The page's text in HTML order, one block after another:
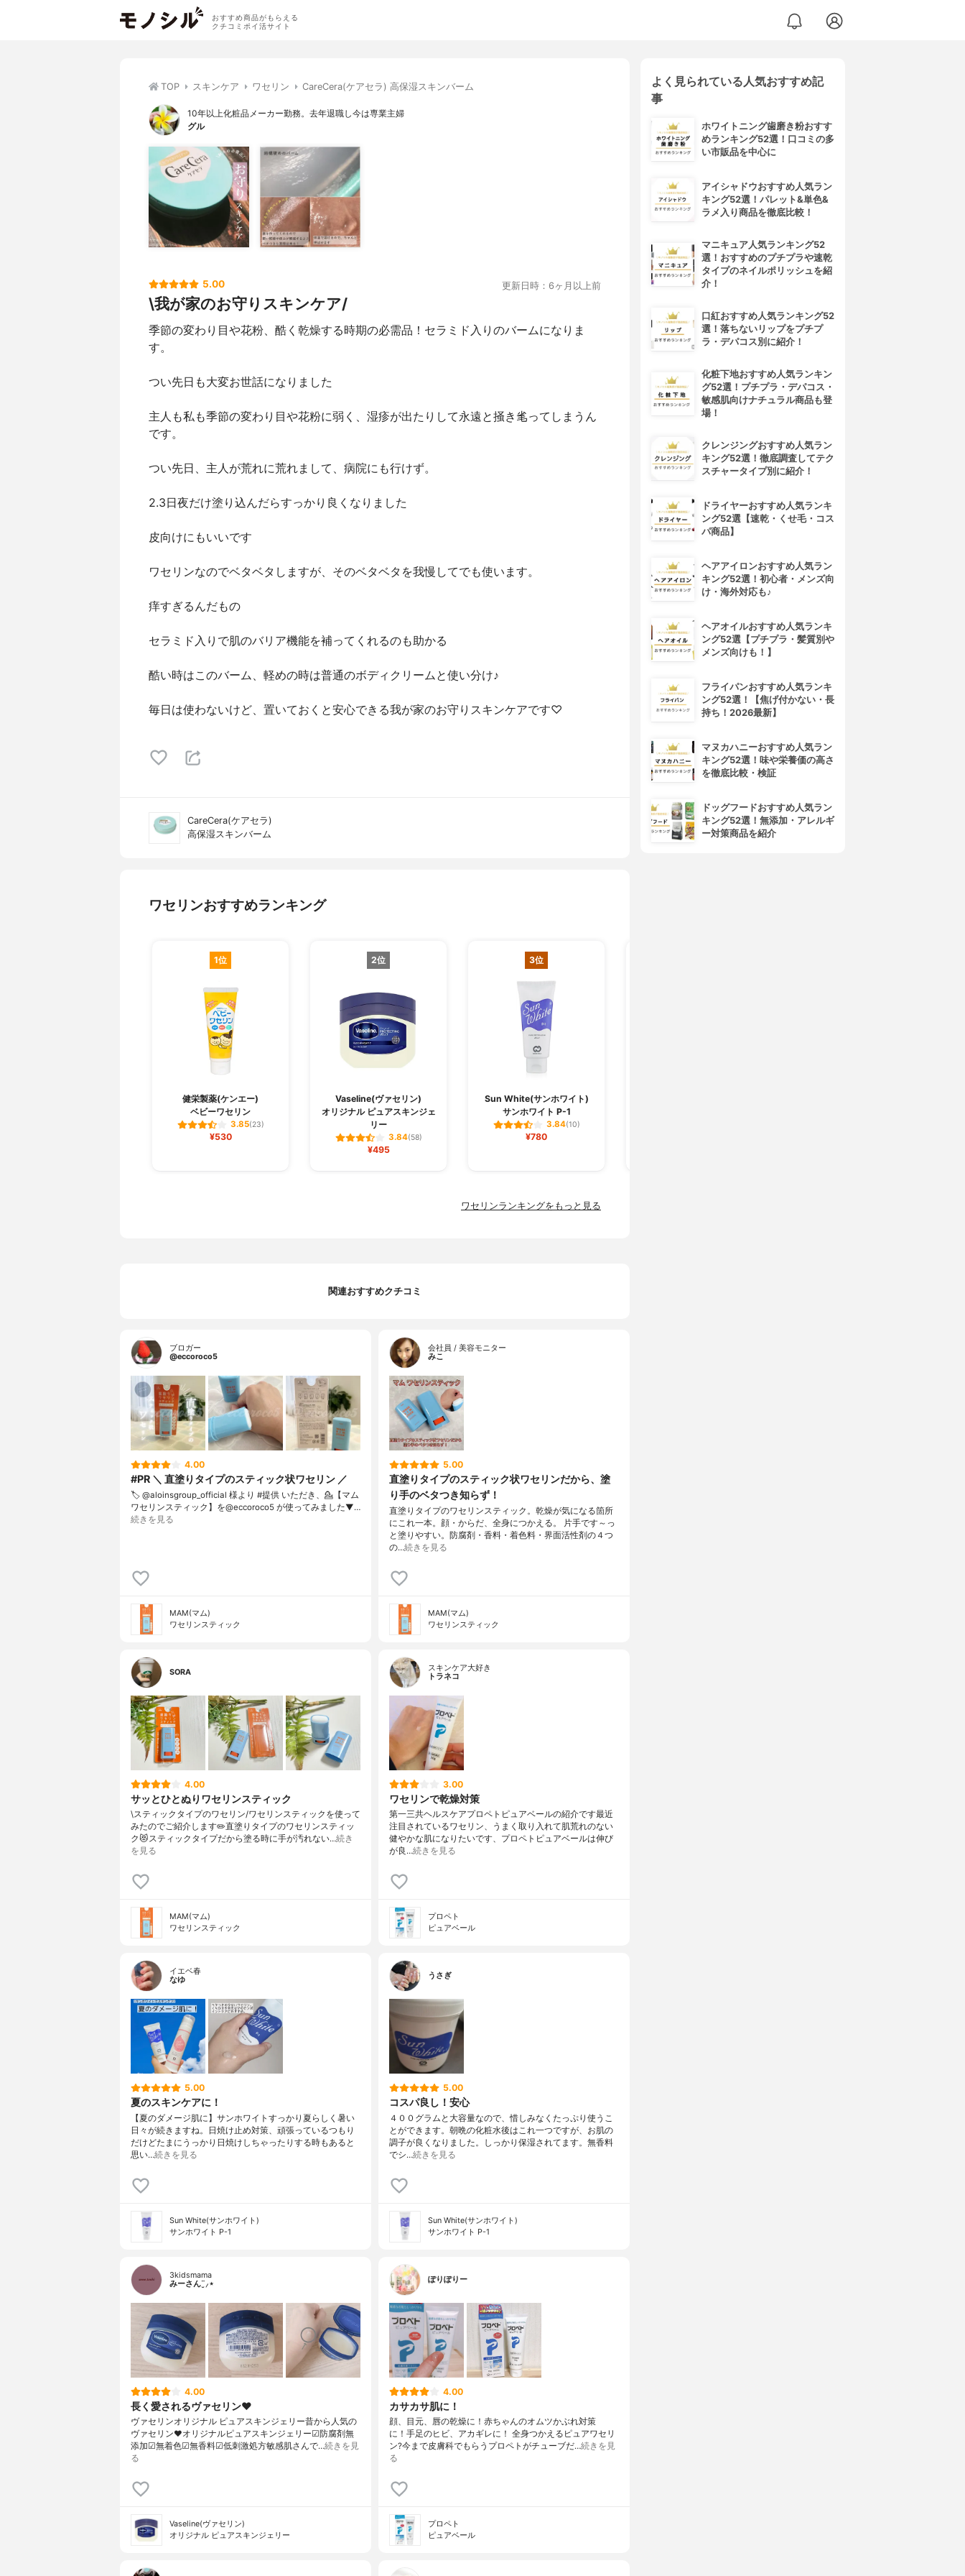
おすすめ商品がもらえる
クチコミポイ活サイト
TOP スキンケア ワセリン CareCera(ケアセラ) 高保湿スキンバーム
10年以上化粧品メーカー勤務。去年退職し今は専業主婦
グル
5.00 更新日時：6ヶ月以上前
\我が家のお守りスキンケア/
季節の変わり目や花粉、酷く乾燥する時期の必需品！セラミド入りのバームになりま
す。
つい先日も大変お世話になりました
主人も私も季節の変わり目や花粉に弱く、湿疹が出たりして永遠と掻き毟ってしまうん
です。
つい先日、主人が荒れに荒れまして、病院にも行けず。
2.3日夜だけ塗り込んだらすっかり良くなりました
皮向けにもいいです
ワセリンなのでベタベタしますが、そのベタベタを我慢してでも使います。
痒すぎるんだもの
セラミド入りで肌のバリア機能を補ってくれるのも助かる
酷い時はこのバーム、軽めの時は普通のボディクリームと使い分け♪
毎日は使わないけど、置いておくと安心できる我が家のお守りスキンケアです♡
CareCera(ケアセラ)
高保湿スキンバーム
ワセリンおすすめランキング
1位
健栄製薬(ケンエー)
ベビーワセリン
3.85(23)
¥530
2位
Vaseline(ヴァセリン)
オリジナル ピュアスキンジェ
リー
3.84(58)
¥495
3位
Sun White(サンホワイト)
サンホワイト P-1
3.84(10)
¥780
ワセリンランキングをもっと見る
関連おすすめクチコミ
ブロガー
@eccoroco5
4.00
#PR ＼ 直塗りタイプのスティック状ワセリン ／
🏷️ @aloinsgroup_official 様より #提供 いただき、⁡💁【マム
ワセリンスティック】を@eccoroco5 が使ってみました⁡⁡⁡⁡▼⁡…
続きを見る
MAM(マム)
ワセリンスティック
会社員 / 美容モニター
みこ
5.00
直塗りタイプのスティック状ワセリンだから、塗
り手のベタつき知らず！
直塗りタイプのワセリンスティック。乾燥が気になる箇所
にこれ一本。顔・からだ、全身につかえる。 片手です～っ
と塗りやすい。防腐剤・香料・着色料・界面活性剤の４つ
の…続きを見る
MAM(マム)
ワセリンスティック
SORA
4.00
サッとひとぬりワセリンスティック
\スティックタイプのワセリン/⁡ワセリンスティックを使って
みたのでご紹介します✏️⁡直塗りタイプのワセリンスティッ
ク😻スティックタイプだから塗る時に手が汚れない…続き
を見る
MAM(マム)
ワセリンスティック
スキンケア大好き
トラネコ
3.00
ワセリンで乾燥対策
第一三共ヘルスケアプロペトピュアベールの紹介です最近
注目されているワセリン、うまく取り入れて肌荒れのない
健やかな肌になりたいです、プロペトピュアベールは伸び
が良…続きを見る
プロペト
ピュアベール
イエベ春
なゆ
5.00
夏のスキンケアに！
【夏のダメージ肌に】サンホワイトすっかり夏らしく暑い
日々が続きますね。日焼け止め対策、頑張っているつもり
だけどたまにうっかり日焼けしちゃったりする時もあると
思い…続きを見る
Sun White(サンホワイト)
サンホワイト P-1
うさぎ
5.00
コスパ良し！安心
４００グラムと大容量なので、惜しみなくたっぷり使うこ
とができます。朝晩の化粧水後はこれ一つですが、お肌の
調子が良くなりました。しっかり保湿されてます。無香料
でシ…続きを見る
Sun White(サンホワイト)
サンホワイト P-1
3kidsmama
みーさん¨̮⸝⋆
4.00
長く愛されるヴァセリン♥︎
ヴァセリンオリジナル ピュアスキンジェリー昔から人気の
ヴァセリン♥︎オリジナルピュアスキンジェリー☑︎防腐剤無
添加☑︎無着色☑︎無香料☑︎低刺激処方敏感肌さんで…続きを見
る
Vaseline(ヴァセリン)
オリジナル ピュアスキンジェリー
ぽりぽりー
4.00
カサカサ肌に！
顔、目元、唇の乾燥に！ 赤ちゃんのオムツかぶれ対策
に！ 手足のヒビ、アカギレに！ 全身つかえるピュアワセリ
ン? 今まで皮膚科でもらうプロペトが チューブだ…続きを見
る
プロペト
ピュアベール
よく見られている人気おすすめ記
事
ホワイトニング歯磨き粉おすす
めランキング52選！口コミの多
い市販品を中心に
アイシャドウおすすめ人気ラン
キング52選！パレット&単色&
ラメ入り商品を徹底比較！
マニキュア人気ランキング52
選！おすすめのプチプラや速乾
タイプのネイルポリッシュを紹
介！
口紅おすすめ人気ランキング52
選！落ちないリップをプチプ
ラ・デパコス別に紹介！
化粧下地おすすめ人気ランキン
グ52選！プチプラ・デパコス・
敏感肌向けナチュラル商品も登
場！
クレンジングおすすめ人気ラン
キング52選！徹底調査してテク
スチャータイプ別に紹介！
ドライヤーおすすめ人気ランキ
ング52選【速乾・くせ毛・コス
パ商品】
ヘアアイロンおすすめ人気ラン
キング52選！初心者・メンズ向
け・海外対応も♪
ヘアオイルおすすめ人気ランキ
ング52選【プチプラ・髪質別や
メンズ向けも！】
フライパンおすすめ人気ランキ
ング52選！【焦げ付かない・長
持ち！2026最新】
マヌカハニーおすすめ人気ラン
キング52選！味や栄養価の高さ
を徹底比較・検証
ドッグフードおすすめ人気ラン
キング52選！無添加・アレルギ
ー対策商品を紹介